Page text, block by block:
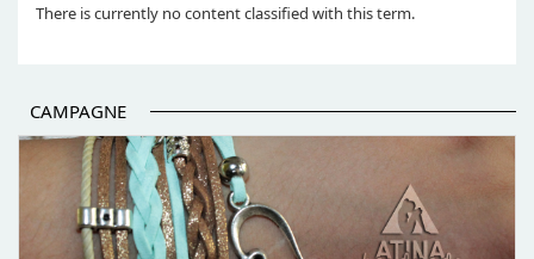
There is currently no content classified with this term.
CAMPAGNE